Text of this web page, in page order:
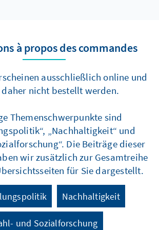
à propos des commandes
ausschließlich online und
daher nicht bestellt werden.
Themenschwerpunkte sind
„Nachhaltigkeit“ und
Die Beiträge dieser
wir zusätzlich zur Gesamtreihe
für Sie dargestellt.
Nachhaltigkeit
und Sozialforschung